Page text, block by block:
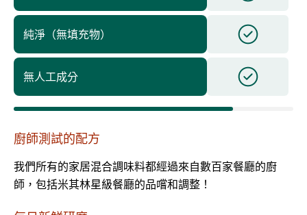
純淨（無填充物）
無人工成分
廚師測試的配方
我們所有的家居混合調味料都經過來自數百家餐廳的廚
師，包括米其林星級餐廳的品嚐和調整！